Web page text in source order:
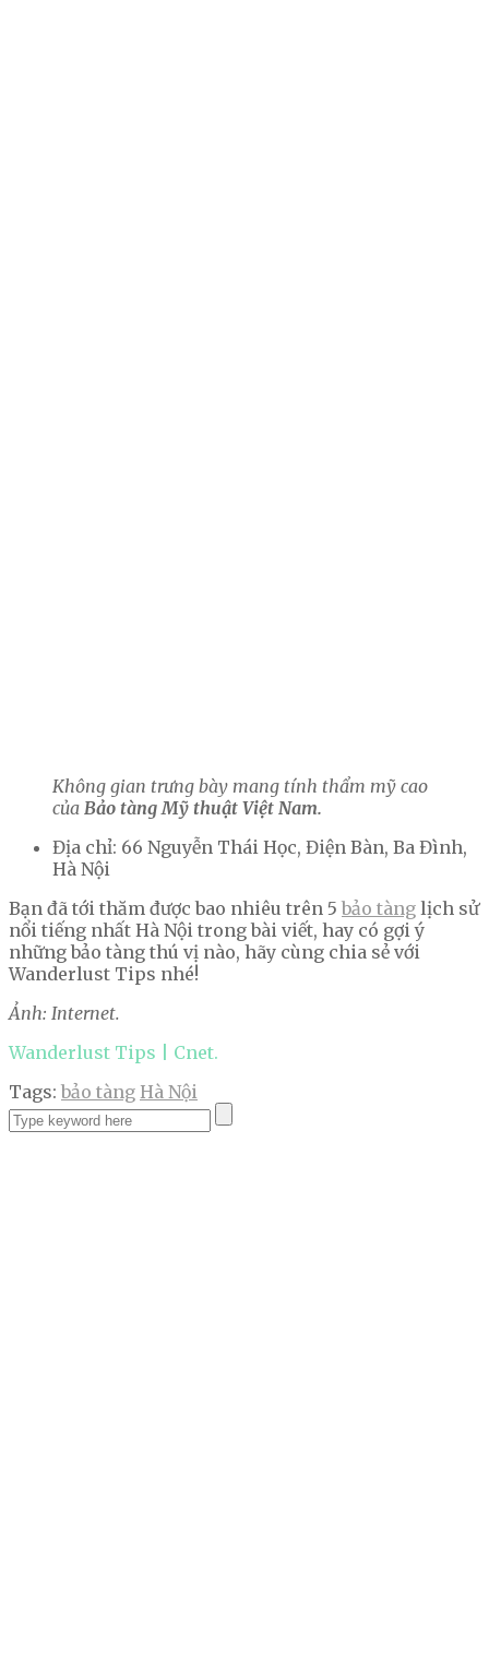
Không gian trưng bày mang tính thẩm mỹ cao
của Bảo tàng Mỹ thuật Việt Nam.
Địa chỉ: 66 Nguyễn Thái Học, Điện Bàn, Ba Đình,
Hà Nội
Bạn đã tới thăm được bao nhiêu trên 5 bảo tàng lịch sử
nổi tiếng nhất Hà Nội trong bài viết, hay có gợi ý
những bảo tàng thú vị nào, hãy cùng chia sẻ với
Wanderlust Tips nhé!
Ảnh: Internet.
Wanderlust Tips | Cnet.
Tags: bảo tàng Hà Nội